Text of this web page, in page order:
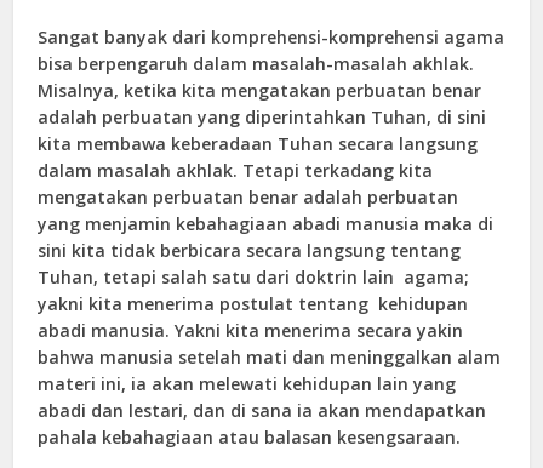
Sangat banyak dari komprehensi-komprehensi agama
bisa berpengaruh dalam masalah-masalah akhlak.
Misalnya, ketika kita mengatakan perbuatan benar
adalah perbuatan yang diperintahkan Tuhan, di sini
kita membawa keberadaan Tuhan secara langsung
dalam masalah akhlak. Tetapi terkadang kita
mengatakan perbuatan benar adalah perbuatan
yang menjamin kebahagiaan abadi manusia maka di
sini kita tidak berbicara secara langsung tentang
Tuhan, tetapi salah satu dari doktrin lain agama;
yakni kita menerima postulat tentang kehidupan
abadi manusia. Yakni kita menerima secara yakin
bahwa manusia setelah mati dan meninggalkan alam
materi ini, ia akan melewati kehidupan lain yang
abadi dan lestari, dan di sana ia akan mendapatkan
pahala kebahagiaan atau balasan kesengsaraan.